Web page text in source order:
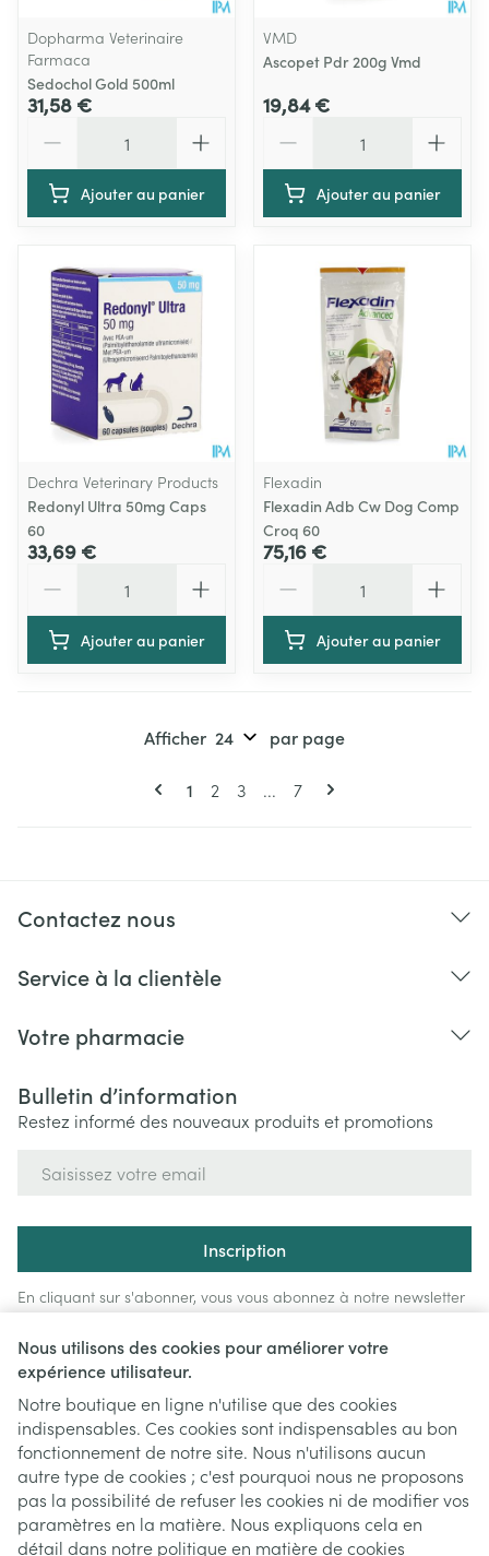
Nous utilisons des cookies pour améliorer votre
expérience utilisateur.
Notre boutique en ligne n'utilise que des cookies
indispensables. Ces cookies sont indispensables au bon
fonctionnement de notre site. Nous n'utilisons aucun
autre type de cookies ; c'est pourquoi nous ne proposons
pas la possibilité de refuser les cookies ni de modifier vos
paramètres en la matière. Nous expliquons cela en
détail dans notre politique en matière de cookies
Dopharma Veterinaire
Farmaca
Sedochol Gold 500ml
31,58 €
Ajouter au panier
VMD
Ascopet Pdr 200g Vmd
19,84 €
Ajouter au panier
Dechra Veterinary Products
Redonyl Ultra 50mg Caps
60
33,69 €
Ajouter au panier
Flexadin
Flexadin Adb Cw Dog Comp
Croq 60
75,16 €
Ajouter au panier
Pages
Vous lisez actuellement la page
1 Page
2 Page
3 ... Page
7
Afficher par page
Contactez nous
Service à la clientèle
Votre pharmacie
Bulletin d’information
Restez informé des nouveaux produits et promotions
Inscription
En cliquant sur s'abonner, vous vous abonnez à notre newsletter
et acceptez notrepolitique de confidentialité.
Liens légaux